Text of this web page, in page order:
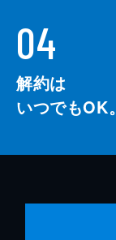
04
解約は
いつでもOK。